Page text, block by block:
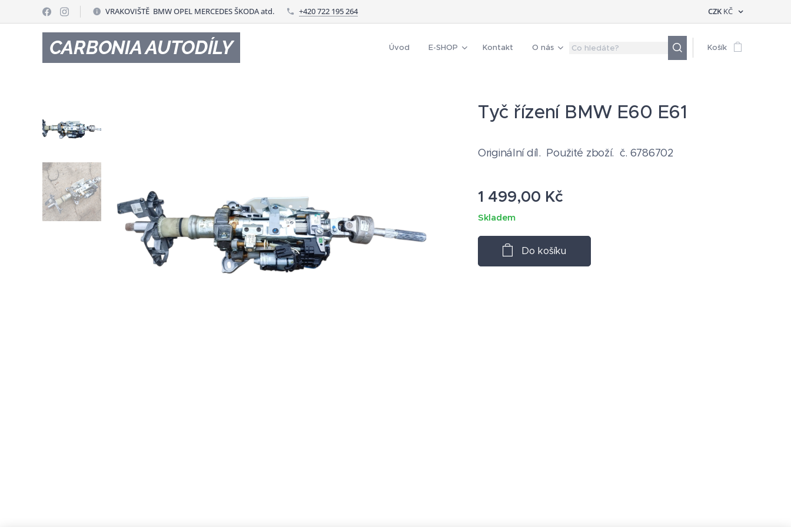
VRAKOVIŠTĚ BMW OPEL MERCEDES ŠKODA atd. +420 722 195 264 CZK KČ
CARBONIA AUTODÍLY Úvod E-SHOP Kontakt O nás Košík
Tyč řízení BMW E60 E61
Originální díl. Použité zboží. č. 6786702
1 499,00 Kč
Skladem
Do košíku